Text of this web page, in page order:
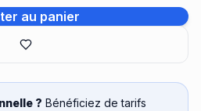
au panier
? Bénéficiez de tarifs